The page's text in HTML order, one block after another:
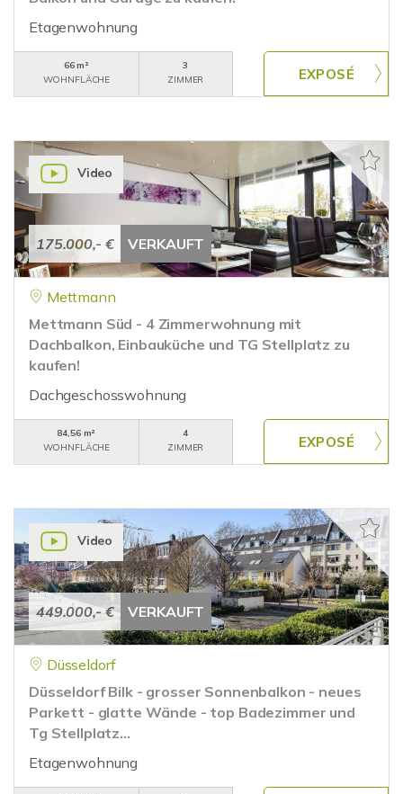
Etagenwohnung
66 m²
WOHNFLÄCHE
3
ZIMMER
175.000,- € VERKAUFT
Video
Mettmann
Mettmann Süd - 4 Zimmerwohnung mit
Dachbalkon, Einbauküche und TG Stellplatz zu
kaufen!
Dachgeschosswohnung
84,56 m²
WOHNFLÄCHE
4
ZIMMER
449.000,- € VERKAUFT
Video
Düsseldorf
Düsseldorf Bilk - grosser Sonnenbalkon - neues
Parkett - glatte Wände - top Badezimmer und
Tg Stellplatz...
Etagenwohnung